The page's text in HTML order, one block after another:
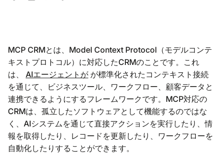
MCP CRMとは、Model Context Protocol（モデルコンテ
キストプロトコル）に対応したCRMのことです。これ
は、 AIエージェントが が標準化されたコンテキスト接続
を通じて、ビジネスツール、ワークフロー、顧客データと
連携できるようにするフレームワークです。MCP対応の
CRMは、孤立したソフトウェアとして機能するのではな
く、AIシステムを通じて直接アクションを実行したり、情
報を取得したり、レコードを更新したり、ワークフローを
自動化したりすることができます。